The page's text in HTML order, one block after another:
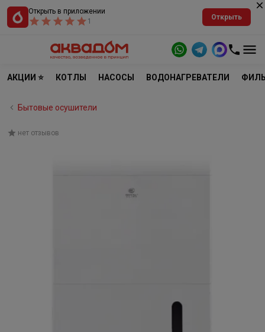
Открыть в приложении
1
Открыть
АКЦИИ ⭐ КОТЛЫ НАСОСЫ ВОДОНАГРЕВАТЕЛИ
Бытовые осушители
нет отзывов